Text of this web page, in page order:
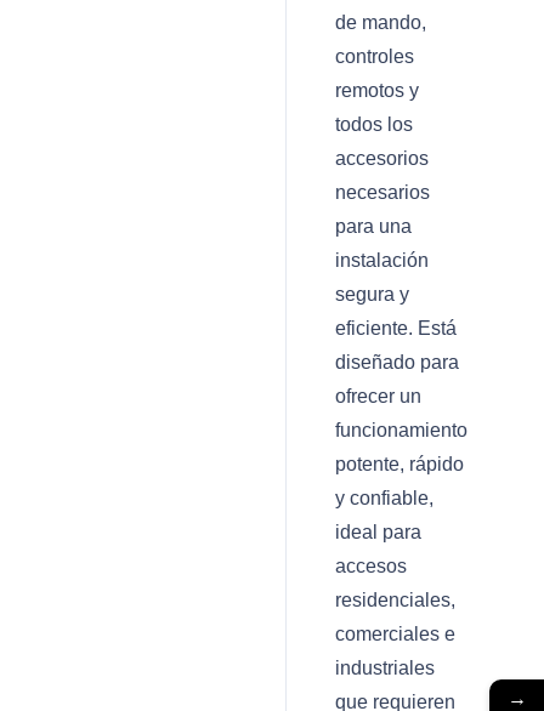
de mando,
controles
remotos y
todos los
accesorios
necesarios
para una
instalación
segura y
eficiente. Está
diseñado para
ofrecer un
funcionamiento
potente, rápido
y confiable,
ideal para
accesos
residenciales,
comerciales e
industriales
que requieren
→